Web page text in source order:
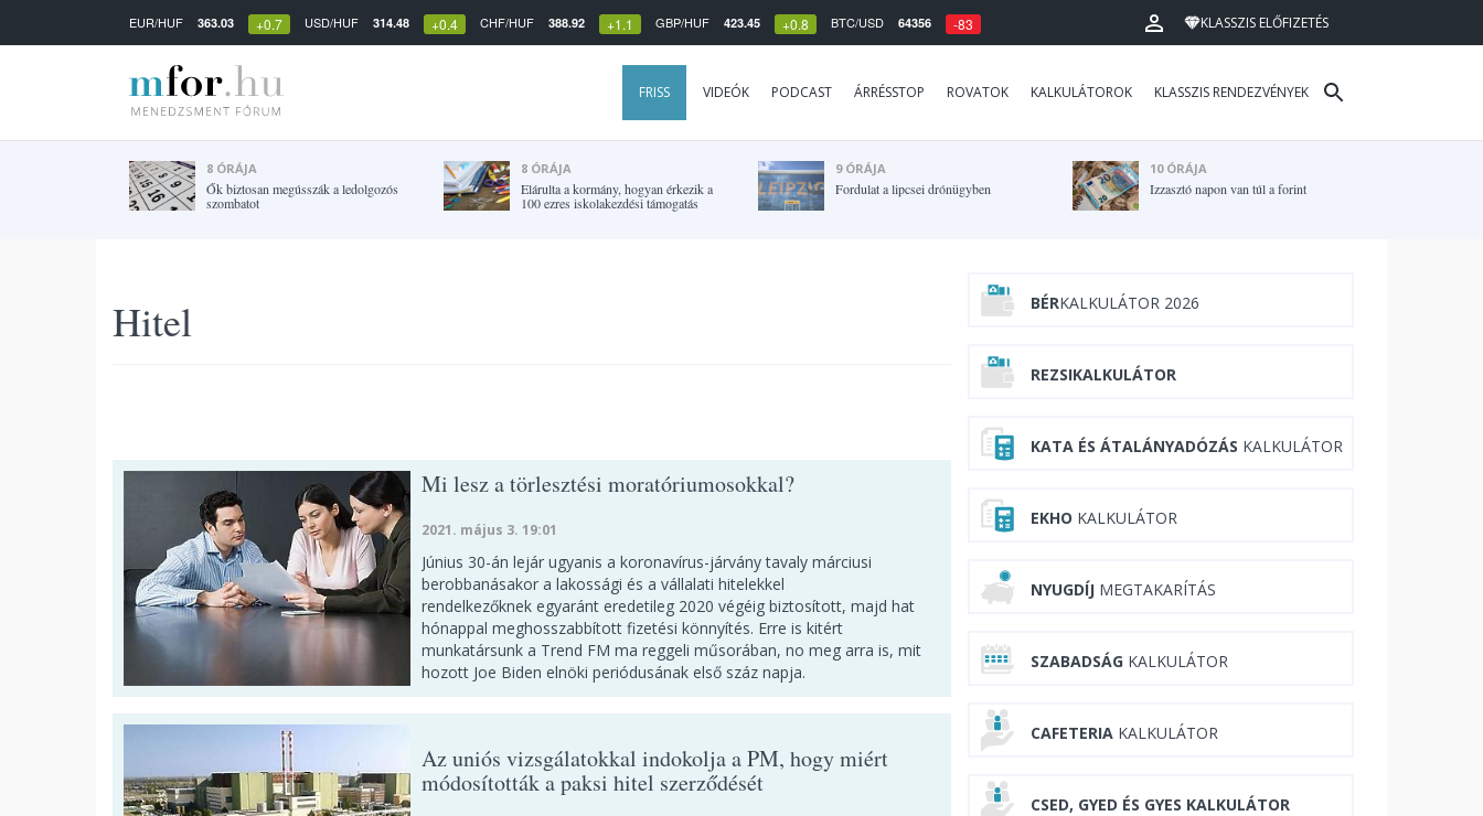
EUR/HUF 363.03 +0.7 USD/HUF 314.48 +0.4 CHF/HUF 388.92 +1.1 GBP/HUF 423.45 +0.8 BTC/USD 64356 -83 KLASSZIS ELŐFIZETÉS
FRISS VIDEÓK PODCAST ÁRRÉSSTOP ROVATOK KALKULÁTOROK KLASSZIS RENDEZVÉNYEK
8 ÓRÁJA
Ők biztosan megússzák a ledolgozós
szombatot
8 ÓRÁJA
Elárulta a kormány, hogyan érkezik a
100 ezres iskolakezdési támogatás
9 ÓRÁJA
Fordulat a lipcsei drónügyben
10 ÓRÁJA
Izzasztó napon van túl a forint
Hitel
Mi lesz a törlesztési moratóriumosokkal?
2021. május 3. 19:01
Június 30-án lejár ugyanis a koronavírus-járvány tavaly márciusi
berobbanásakor a lakossági és a vállalati hitelekkel
rendelkezőknek egyaránt eredetileg 2020 végéig biztosított, majd hat
hónappal meghosszabbított fizetési könnyítés. Erre is kitért
munkatársunk a Trend FM ma reggeli műsorában, no meg arra is, mit
hozott Joe Biden elnöki periódusának első száz napja.
Az uniós vizsgálatokkal indokolja a PM, hogy miért
módosították a paksi hitel szerződését
BÉRKALKULÁTOR 2026
REZSIKALKULÁTOR
KATA ÉS ÁTALÁNYADÓZÁS KALKULÁTOR
EKHO KALKULÁTOR
NYUGDÍJ MEGTAKARÍTÁS
SZABADSÁG KALKULÁTOR
CAFETERIA KALKULÁTOR
CSED, GYED ÉS GYES KALKULÁTOR